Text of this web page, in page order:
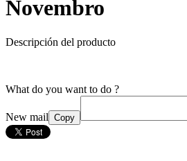
Novembro
Descripción del producto
What do you want to do ?
New mail Copy